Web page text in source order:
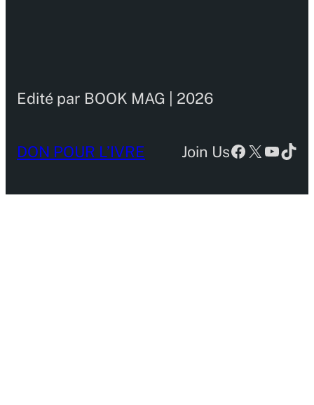
Edité par BOOK MAG | 2026
DON POUR L’IVRE Join UsFacebook
X